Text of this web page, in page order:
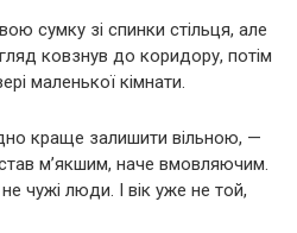
сумку зі спинки стільця, але
ковзнув до коридору, потім
маленької кімнати.
краще залишити вільною, —
став м’якшим, наче вмовляючим.
чужі люди. І вік уже не той,